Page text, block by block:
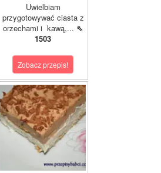
Uwielbiam
przygotowywać ciasta z
orzechami i kawą,... ⇖
1503
Zobacz przepis!